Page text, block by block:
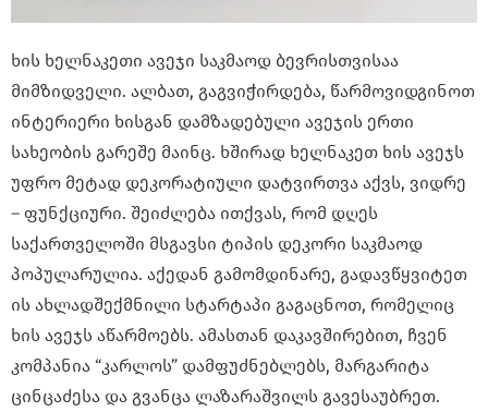
ხის ხელნაკეთი ავეჯი საკმაოდ ბევრისთვისაა
მიმზიდველი. ალბათ, გაგვიჭირდება, წარმოვიდგინოთ
ინტერიერი ხისგან დამზადებული ავეჯის ერთი
სახეობის გარეშე მაინც. ხშირად ხელნაკეთ ხის ავეჯს
უფრო მეტად დეკორატიული დატვირთვა აქვს, ვიდრე
– ფუნქციური. შეიძლება ითქვას, რომ დღეს
საქართველოში მსგავსი ტიპის დეკორი საკმაოდ
პოპულარულია. აქედან გამომდინარე, გადავწყვიტეთ
ის ახლადშექმნილი სტარტაპი გაგაცნოთ, რომელიც
ხის ავეჯს აწარმოებს. ამასთან დაკავშირებით, ჩვენ
კომპანია “კარლოს” დამფუძნებლებს, მარგარიტა
ცინცაძესა და გვანცა ლაზარაშვილს გავესაუბრეთ.